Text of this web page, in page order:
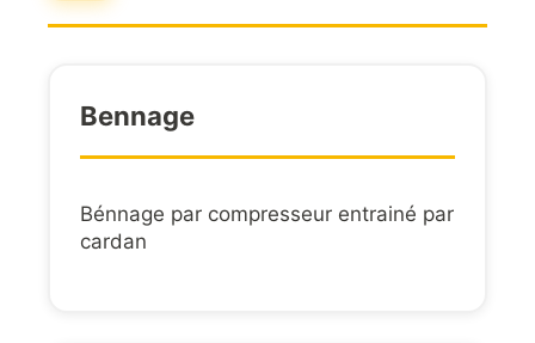
Bennage
Bénnage par compresseur entrainé par
cardan